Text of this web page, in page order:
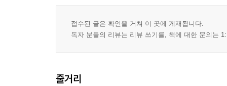
접수된 글은 확인을 거쳐 이 곳에 게재됩니다.
독자 분들의 리뷰는 리뷰 쓰기를, 책에 대한 문의는
줄거리